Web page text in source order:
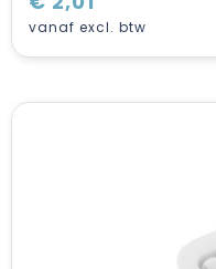
vanaf excl. btw